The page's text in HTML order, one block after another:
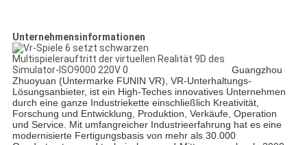
Unternehmensinformationen
Guangzhou
Zhuoyuan (Untermarke FUNIN VR), VR-Unterhaltungs-
Lösungsanbieter, ist ein High-Teches innovatives Unternehmen
durch eine ganze Industriekette einschließlich Kreativität,
Forschung und Entwicklung, Produktion, Verkäufe, Operation
und Service. Mit umfangreicher Industrieerfahrung hat es eine
modernisierte Fertigungsbasis von mehr als 30.000